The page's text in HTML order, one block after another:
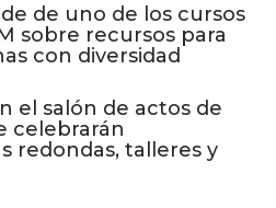
de uno de los cursos
sobre recursos para
con diversidad
el salón de actos de
celebrarán
redondas, talleres y